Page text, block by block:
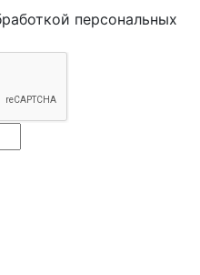
персональных